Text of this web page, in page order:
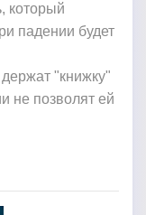
который
падении будет
"книжку"
не позволят ей